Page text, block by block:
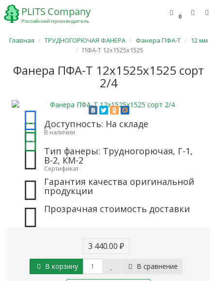
0
Главная ТРУДНОГОРЮЧАЯ ФАНЕРА Фанера ПФА-Т
12 мм
ПФА-Т 12х1525х1525
Фанера ПФА-Т 12х1525х1525 сорт
2/4
Доступность: На складе
В наличии
Тип фанеры: Трудногорючая, Г-1,
В-2, КМ-2
Сертификат
Гарантия качества оригинальной
продукции
Прозрачная стоимость доставки
3 440.00 ₽
В корзину В сравнение